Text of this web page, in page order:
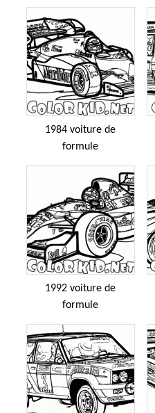
1984 voiture de
formule
1992 voiture de
formule